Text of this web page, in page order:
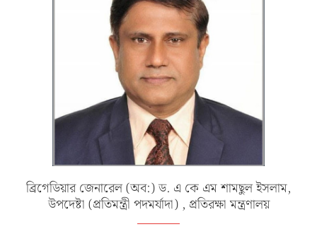
ব্রিগেডিয়ার জেনারেল (অব:) ড. এ কে এম শামছুল ইসলাম,
উপদেষ্টা (প্রতিমন্ত্রী পদমর্যাদা) , প্রতিরক্ষা মন্ত্রণালয়